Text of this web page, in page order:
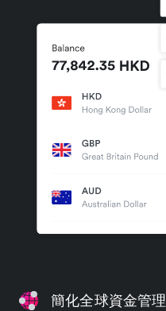
簡化全球資金管理